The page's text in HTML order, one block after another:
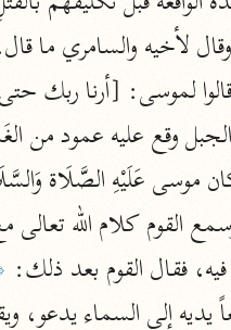
أبو حيان
نحو ١٦ مجلدًا
الواحدي
نحو ٢٢ مجلدًا
أبو السعود
نحو ٩ مجلدات
فقال القوم بعد ذلك: